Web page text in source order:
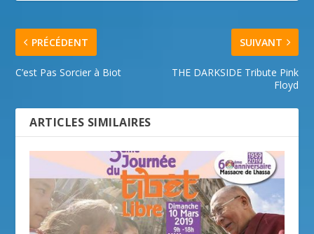
PRÉCÉDENT
C’est Pas Sorcier à Biot
SUIVANT
THE DARKSIDE Tribute Pink
Floyd
ARTICLES SIMILAIRES